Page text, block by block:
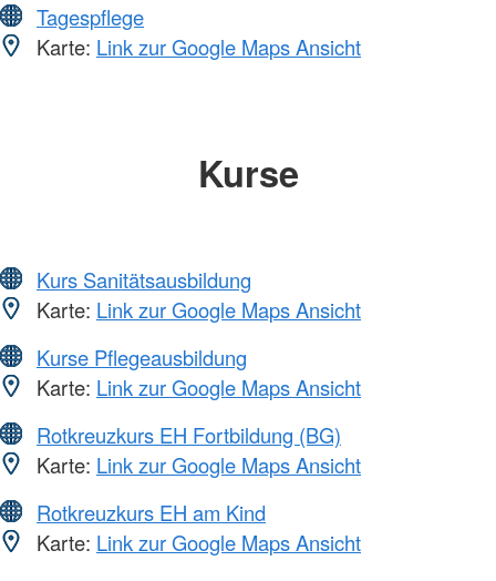
Tagespflege
Karte: Link zur Google Maps Ansicht
Kurse
Kurs Sanitätsausbildung
Karte: Link zur Google Maps Ansicht
Kurse Pflegeausbildung
Karte: Link zur Google Maps Ansicht
Rotkreuzkurs EH Fortbildung (BG)
Karte: Link zur Google Maps Ansicht
Rotkreuzkurs EH am Kind
Karte: Link zur Google Maps Ansicht